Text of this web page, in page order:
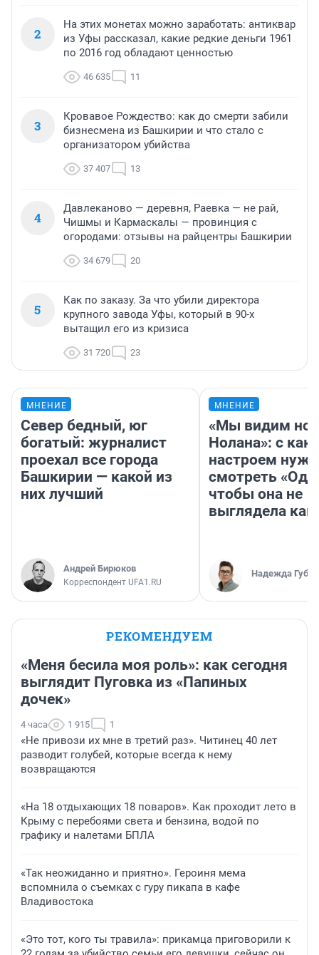
2
На этих монетах можно заработать: антиквар
из Уфы рассказал, какие редкие деньги 1961
по 2016 год обладают ценностью
46 635 11
3
Кровавое Рождество: как до смерти забили
бизнесмена из Башкирии и что стало с
организатором убийства
37 407 13
4
Давлеканово — деревня, Раевка — не рай,
Чишмы и Кармаскалы — провинция с
огородами: отзывы на райцентры Башкирии
34 679 20
5
Как по заказу. За что убили директора
крупного завода Уфы, который в 90-х
вытащил его из кризиса
31 720 23
МНЕНИЕ
Север бедный, юг
богатый: журналист
проехал все города
Башкирии — какой из
них лучший
Андрей Бирюков
Корреспондент UFA1.RU
МНЕНИЕ
«Мы видим
Нолана»: с
настроем
смотреть
чтобы она не
выглядела как
Надежда
РЕКОМЕНДУЕМ
«Меня бесила моя роль»: как сегодня
выглядит Пуговка из «Папиных
дочек»
4 часа 1 915 1
«Не привози их мне в третий раз». Читинец 40 лет
разводит голубей, которые всегда к нему
возвращаются
«На 18 отдыхающих 18 поваров». Как проходит лето в
Крыму с перебоями света и бензина, водой по
графику и налетами БПЛА
«Так неожиданно и приятно». Героиня мема
вспомнила о съемках с гуру пикапа в кафе
Владивостока
«Это тот, кого ты травила»: прикамца приговорили к